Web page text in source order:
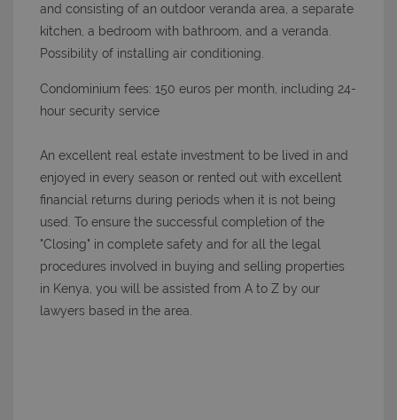
and consisting of an outdoor veranda area, a separate
kitchen, a bedroom with bathroom, and a veranda.
Possibility of installing air conditioning.
Condominium fees: 150 euros per month, including 24-
hour security service
An excellent real estate investment to be lived in and
enjoyed in every season or rented out with excellent
financial returns during periods when it is not being
used. To ensure the successful completion of the
"Closing" in complete safety and for all the legal
procedures involved in buying and selling properties
in Kenya, you will be assisted from A to Z by our
lawyers based in the area.